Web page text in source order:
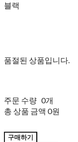
블랙
품절된 상품입니다.
주문 수량 0개
총 상품 금액 0원
구매하기